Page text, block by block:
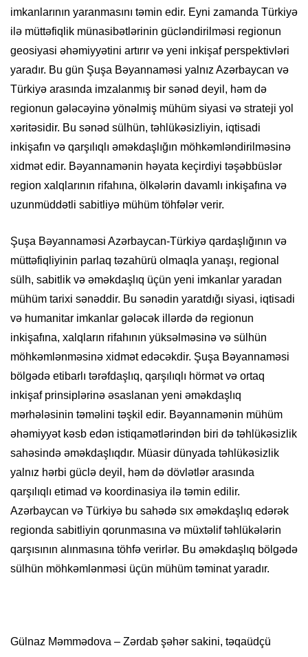
imkanlarının yaranmasını təmin edir. Eyni zamanda Türkiyə
ilə müttəfiqlik münasibətlərinin gücləndirilməsi regionun
geosiyasi əhəmiyyətini artırır və yeni inkişaf perspektivləri
yaradır. Bu gün Şuşa Bəyannaməsi yalnız Azərbaycan və
Türkiyə arasında imzalanmış bir sənəd deyil, həm də
regionun gələcəyinə yönəlmiş mühüm siyasi və strateji yol
xəritəsidir. Bu sənəd sülhün, təhlükəsizliyin, iqtisadi
inkişafın və qarşılıqlı əməkdaşlığın möhkəmləndirilməsinə
xidmət edir. Bəyannamənin həyata keçirdiyi təşəbbüslər
region xalqlarının rifahına, ölkələrin davamlı inkişafına və
uzunmüddətli sabitliyə mühüm töhfələr verir.
Şuşa Bəyannaməsi Azərbaycan-Türkiyə qardaşlığının və
müttəfiqliyinin parlaq təzahürü olmaqla yanaşı, regional
sülh, sabitlik və əməkdaşlıq üçün yeni imkanlar yaradan
mühüm tarixi sənəddir. Bu sənədin yaratdığı siyasi, iqtisadi
və humanitar imkanlar gələcək illərdə də regionun
inkişafına, xalqların rifahının yüksəlməsinə və sülhün
möhkəmlənməsinə xidmət edəcəkdir. Şuşa Bəyannaməsi
bölgədə etibarlı tərəfdaşlıq, qarşılıqlı hörmət və ortaq
inkişaf prinsiplərinə əsaslanan yeni əməkdaşlıq
mərhələsinin təməlini təşkil edir. Bəyannamənin mühüm
əhəmiyyət kəsb edən istiqamətlərindən biri də təhlükəsizlik
sahəsində əməkdaşlıqdır. Müasir dünyada təhlükəsizlik
yalnız hərbi güclə deyil, həm də dövlətlər arasında
qarşılıqlı etimad və koordinasiya ilə təmin edilir.
Azərbaycan və Türkiyə bu sahədə sıx əməkdaşlıq edərək
regionda sabitliyin qorunmasına və müxtəlif təhlükələrin
qarşısının alınmasına töhfə verirlər. Bu əməkdaşlıq bölgədə
sülhün möhkəmlənməsi üçün mühüm təminat yaradır.
Gülnaz Məmmədova – Zərdab şəhər sakini, təqaüdçü